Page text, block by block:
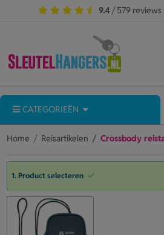
9.4 / 579 reviews
CATEGORIEËN
Home Reisartikelen Crossbody
1. Product selecteren